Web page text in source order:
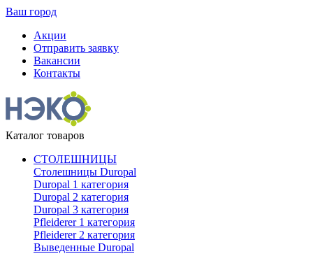
Ваш город
Акции
Отправить заявку
Вакансии
Контакты
Каталог товаров
СТОЛЕШНИЦЫ
Столешницы Duropal
Duropal 1 категория
Duropal 2 категория
Duropal 3 категория
Pfleiderer 1 категория
Pfleiderer 2 категория
Выведенные Duropal